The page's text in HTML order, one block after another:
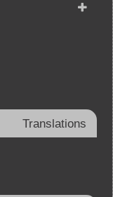
Translations